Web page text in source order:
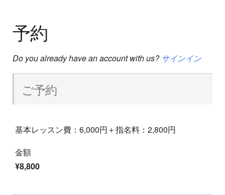
予約
Do you already have an account with us? サインイン
ご予約
基本レッスン費：6,000円＋指名料：2,800円
金額
¥8,800